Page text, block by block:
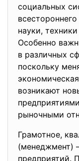
социальных
науки,
Особенно
в различных
поскольку
возникают
рыночными
Грамотное,
(менеджмент)
предприятий.